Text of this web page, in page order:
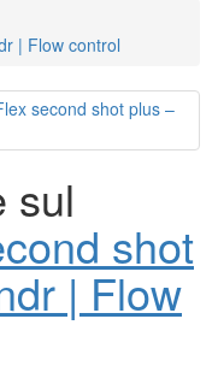
| Flow control
sul
shot
| Flow